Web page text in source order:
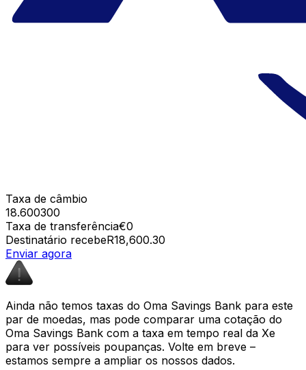
Taxa de câmbio
18.600300
Taxa de transferência€0
Destinatário recebeR18,600.30
Enviar agora
Ainda não temos taxas do Oma Savings Bank para este
par de moedas, mas pode comparar uma cotação do
Oma Savings Bank com a taxa em tempo real da Xe
para ver possíveis poupanças. Volte em breve –
estamos sempre a ampliar os nossos dados.